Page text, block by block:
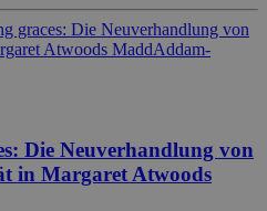
Die Neuverhandlung von
in Margaret Atwoods